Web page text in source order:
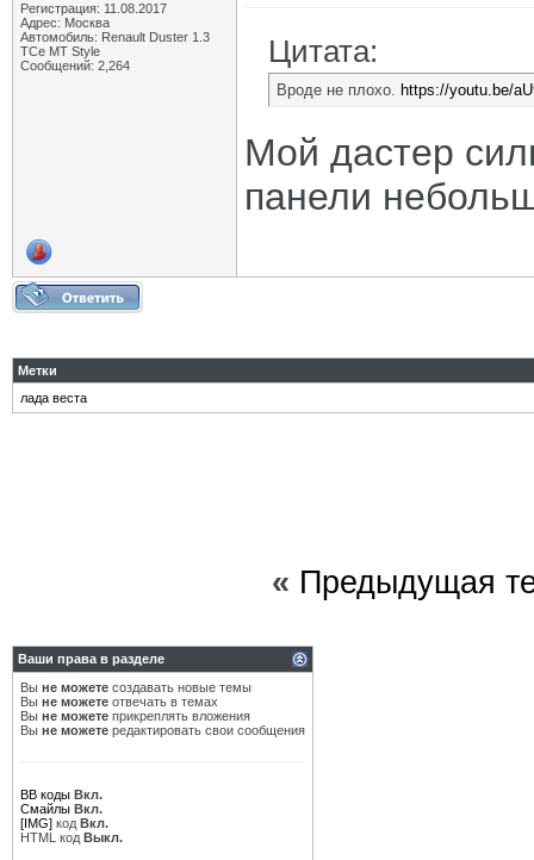
Регистрация: 11.08.2017
Адрес: Москва
Автомобиль: Renault Duster 1.3
TCe MT Style
Сообщений: 2,264
Цитата:
Вроде не плохо. https://youtu.be/
Мой дастер
панели
Метки
лада веста
« Предыдущая
Ваши права в разделе
Вы не можете создавать новые темы
Вы не можете отвечать в темах
Вы не можете прикреплять вложения
Вы не можете редактировать свои сообщения
BB коды Вкл.
Смайлы Вкл.
[IMG] код Вкл.
HTML код Выкл.